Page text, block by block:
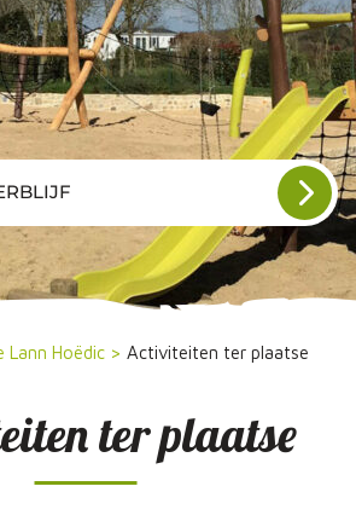
Lann Hoëdic> Activiteiten ter plaatse
ter plaatse